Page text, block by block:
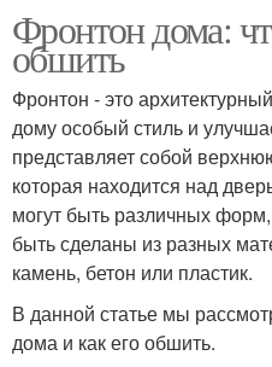
Фронтон дома:
обшить
Фронтон - это
дому особый стиль и
представляет собой
которая находится над
могут быть различных
быть сделаны из разных
камень, бетон или пластик.
В данной статье мы
дома и как его обшить.